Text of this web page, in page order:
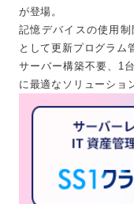
が登場。
記憶デバイスの使用
として更新プログラム
サーバー構築不要、1
に最適なソリューショ